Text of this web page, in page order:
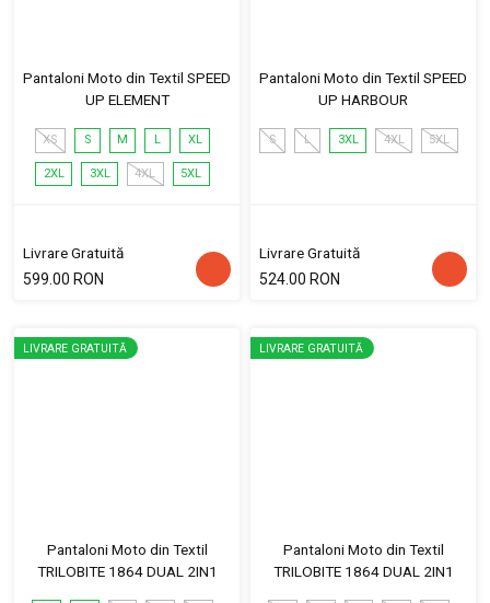
Pantaloni Moto din Textil SPEED
UP ELEMENT
XS S M L XL
2XL 3XL 4XL 5XL
Livrare Gratuită
599.00 RON
Pantaloni Moto din Textil SPEED
UP HARBOUR
S L 3XL 4XL 5XL
Livrare Gratuită
524.00 RON
LIVRARE GRATUITĂ
Pantaloni Moto din Textil
TRILOBITE 1864 DUAL 2IN1
LIVRARE GRATUITĂ
Pantaloni Moto din Textil
TRILOBITE 1864 DUAL 2IN1